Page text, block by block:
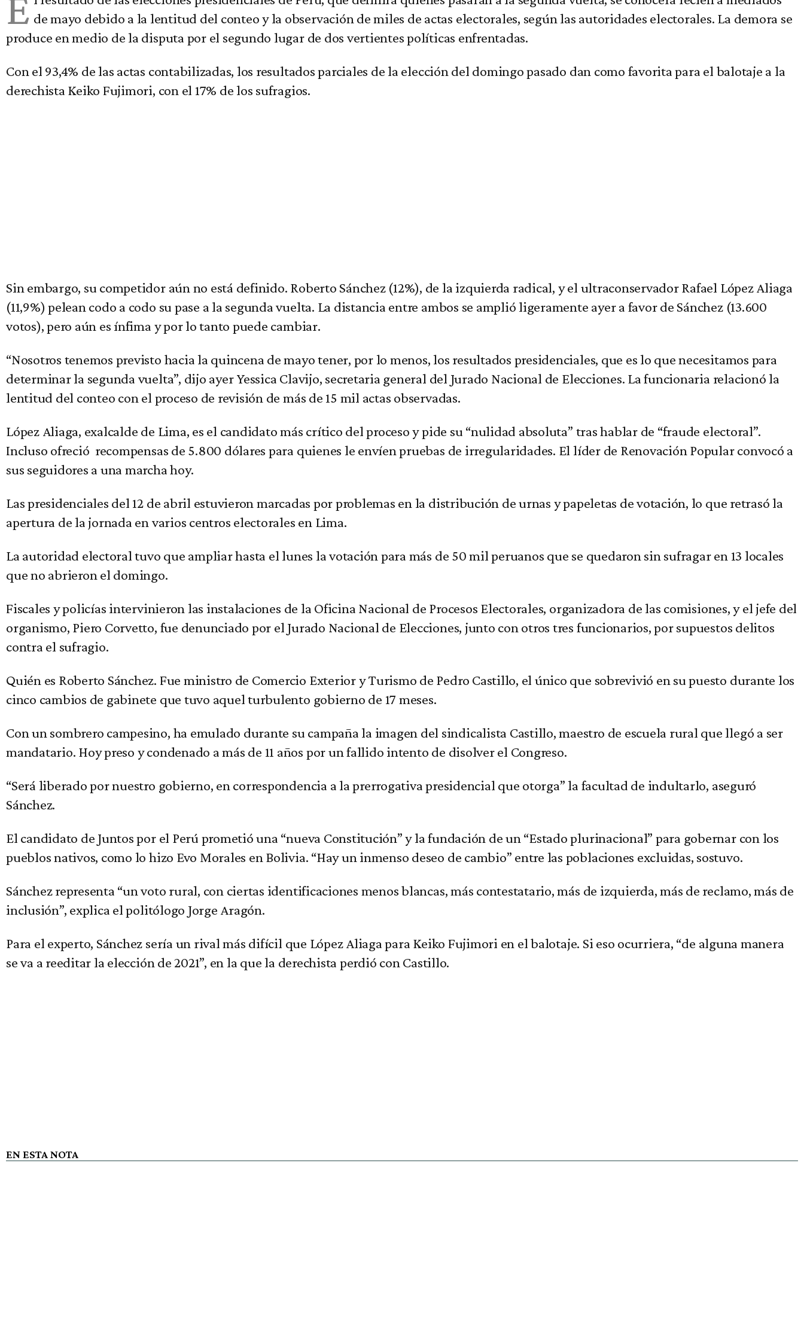
de mayo debido a la lentitud del conteo y la observación de miles de actas electorales, según las autoridades electorales. La demora se
produce en medio de la disputa por el segundo lugar de dos vertientes políticas enfrentadas.
Con el 93,4% de las actas contabilizadas, los resultados parciales de la elección del domingo pasado dan como favorita para el balotaje a la
derechista Keiko Fujimori, con el 17% de los sufragios.
Sin embargo, su competidor aún no está definido. Roberto Sánchez (12%), de la izquierda radical, y el ultraconservador Rafael López Aliaga
(11,9%) pelean codo a codo su pase a la segunda vuelta. La distancia entre ambos se amplió ligeramente ayer a favor de Sánchez (13.600
votos), pero aún es ínfima y por lo tanto puede cambiar.
“Nosotros tenemos previsto hacia la quincena de mayo tener, por lo menos, los resultados presidenciales, que es lo que necesitamos para
determinar la segunda vuelta”, dijo ayer Yessica Clavijo, secretaria general del Jurado Nacional de Elecciones. La funcionaria relacionó la
lentitud del conteo con el proceso de revisión de más de 15 mil actas observadas.
López Aliaga, exalcalde de Lima, es el candidato más crítico del proceso y pide su “nulidad absoluta” tras hablar de “fraude electoral”.
Incluso ofreció recompensas de 5.800 dólares para quienes le envíen pruebas de irregularidades. El líder de Renovación Popular convocó a
sus seguidores a una marcha hoy.
Las presidenciales del 12 de abril estuvieron marcadas por problemas en la distribución de urnas y papeletas de votación, lo que retrasó la
apertura de la jornada en varios centros electorales en Lima.
La autoridad electoral tuvo que ampliar hasta el lunes la votación para más de 50 mil peruanos que se quedaron sin sufragar en 13 locales
que no abrieron el domingo.
Fiscales y policías intervinieron las instalaciones de la Oficina Nacional de Procesos Electorales, organizadora de las comisiones, y el jefe del
organismo, Piero Corvetto, fue denunciado por el Jurado Nacional de Elecciones, junto con otros tres funcionarios, por supuestos delitos
contra el sufragio.
Quién es Roberto Sánchez. Fue ministro de Comercio Exterior y Turismo de Pedro Castillo, el único que sobrevivió en su puesto durante los
cinco cambios de gabinete que tuvo aquel turbulento gobierno de 17 meses.
Con un sombrero campesino, ha emulado durante su campaña la imagen del sindicalista Castillo, maestro de escuela rural que llegó a ser
mandatario. Hoy preso y condenado a más de 11 años por un fallido intento de disolver el Congreso.
“Será liberado por nuestro gobierno, en correspondencia a la prerrogativa presidencial que otorga” la facultad de indultarlo, aseguró
Sánchez.
El candidato de Juntos por el Perú prometió una “nueva Constitución” y la fundación de un “Estado plurinacional” para gobernar con los
pueblos nativos, como lo hizo Evo Morales en Bolivia. “Hay un inmenso deseo de cambio” entre las poblaciones excluidas, sostuvo.
Sánchez representa “un voto rural, con ciertas identificaciones menos blancas, más contestatario, más de izquierda, más de reclamo, más de
inclusión”, explica el politólogo Jorge Aragón.
Para el experto, Sánchez sería un rival más difícil que López Aliaga para Keiko Fujimori en el balotaje. Si eso ocurriera, “de alguna manera
se va a reeditar la elección de 2021”, en la que la derechista perdió con Castillo.
EN ESTA NOTA